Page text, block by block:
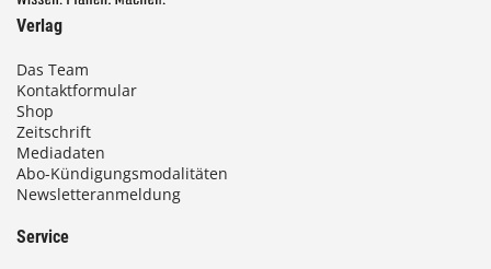
Verlag
Das Team
Kontaktformular
Shop
Zeitschrift
Mediadaten
Abo-Kündigungsmodalitäten
Newsletteranmeldung
Service